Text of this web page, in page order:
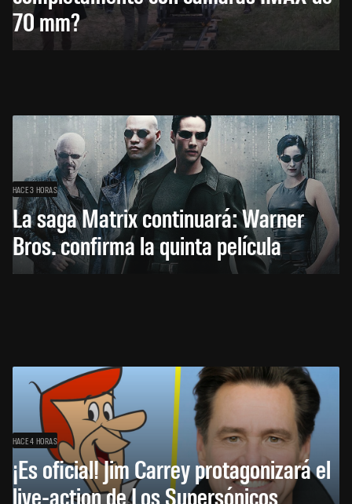
70 mm?
HACE 3 HORAS
La saga Matrix continuará: Warner
Bros. confirma la quinta película
HACE 4 HORAS
¡Es oficial! Jim Carrey protagonizará el
live-action de Los Supersónicos